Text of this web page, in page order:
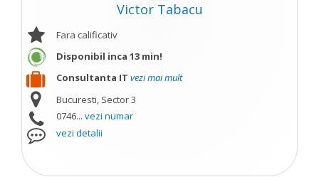
Victor Tabacu
Fara calificativ
Disponibil inca 13 min!
Consultanta IT vezi mai mult
Bucuresti, Sector 3
0746... vezi numar
vezi detalii